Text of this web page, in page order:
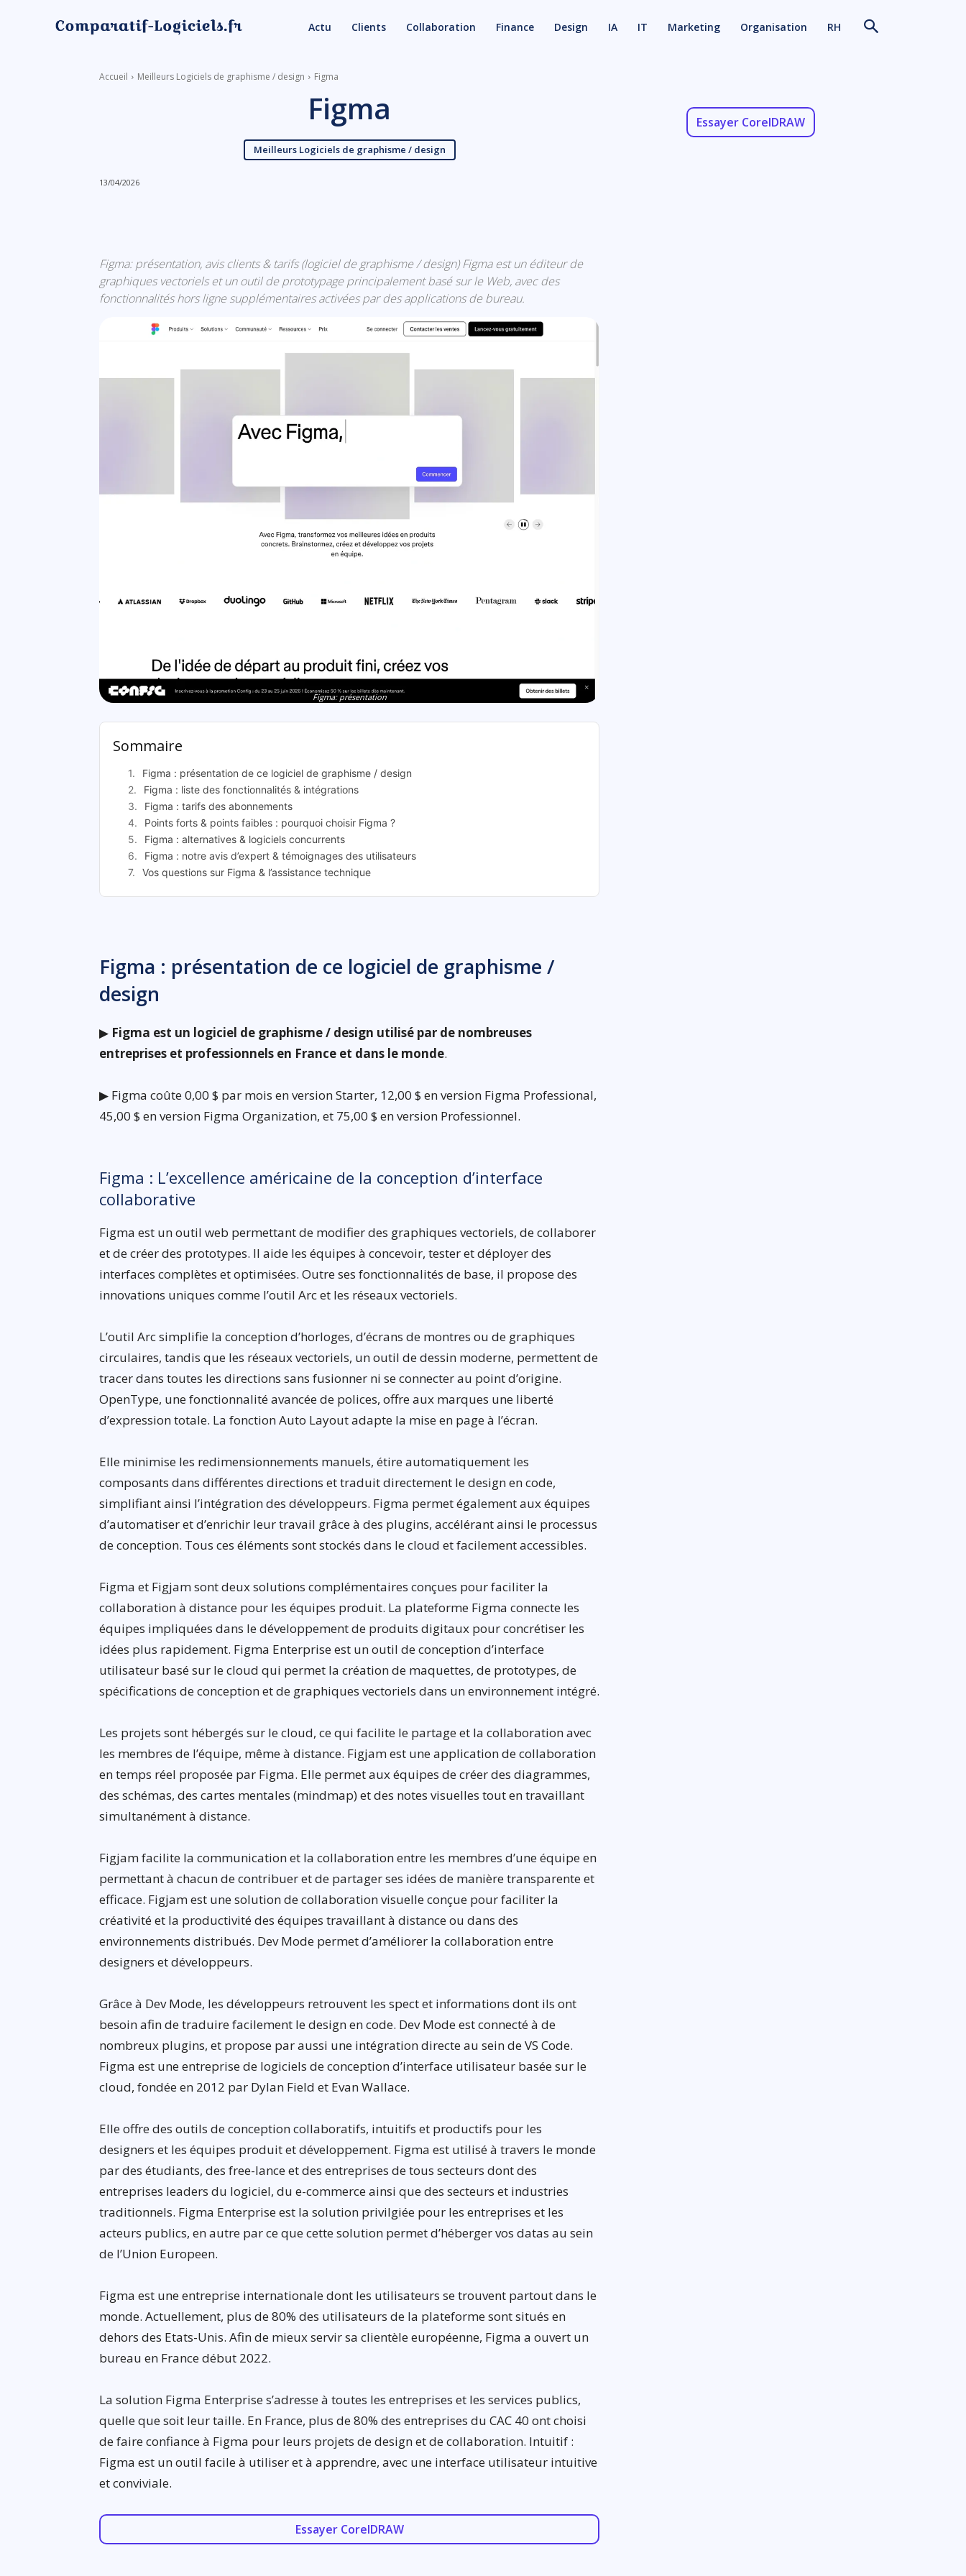
Actu Clients Collaboration Finance Design IA IT Marketing Organisation RH
Accueil Meilleurs Logiciels de graphisme / design Figma
Figma
Meilleurs Logiciels de graphisme / design
13/04/2026
Figma: présentation, avis clients & tarifs (logiciel de graphisme / design) Figma est un éditeur de
graphiques vectoriels et un outil de prototypage principalement basé sur le Web, avec des
fonctionnalités hors ligne supplémentaires activées par des applications de bureau.
Figma: présentation
Sommaire
Figma : présentation de ce logiciel de graphisme / design
Figma : liste des fonctionnalités & intégrations
Figma : tarifs des abonnements
Points forts & points faibles : pourquoi choisir Figma ?
Figma : alternatives & logiciels concurrents
Figma : notre avis d’expert & témoignages des utilisateurs
Vos questions sur Figma & l’assistance technique
Figma : présentation de ce logiciel de graphisme /
design
▶ Figma est un logiciel de graphisme / design utilisé par de nombreuses
entreprises et professionnels en France et dans le monde.
▶ Figma coûte 0,00 $ par mois en version Starter, 12,00 $ en version Figma Professional,
45,00 $ en version Figma Organization, et 75,00 $ en version Professionnel.
Figma : L’excellence américaine de la conception d’interface
collaborative
Figma est un outil web permettant de modifier des graphiques vectoriels, de collaborer
et de créer des prototypes. Il aide les équipes à concevoir, tester et déployer des
interfaces complètes et optimisées. Outre ses fonctionnalités de base, il propose des
innovations uniques comme l’outil Arc et les réseaux vectoriels.
L’outil Arc simplifie la conception d’horloges, d’écrans de montres ou de graphiques
circulaires, tandis que les réseaux vectoriels, un outil de dessin moderne, permettent de
tracer dans toutes les directions sans fusionner ni se connecter au point d’origine.
OpenType, une fonctionnalité avancée de polices, offre aux marques une liberté
d’expression totale. La fonction Auto Layout adapte la mise en page à l’écran.
Elle minimise les redimensionnements manuels, étire automatiquement les
composants dans différentes directions et traduit directement le design en code,
simplifiant ainsi l’intégration des développeurs. Figma permet également aux équipes
d’automatiser et d’enrichir leur travail grâce à des plugins, accélérant ainsi le processus
de conception. Tous ces éléments sont stockés dans le cloud et facilement accessibles.
Figma et Figjam sont deux solutions complémentaires conçues pour faciliter la
collaboration à distance pour les équipes produit. La plateforme Figma connecte les
équipes impliquées dans le développement de produits digitaux pour concrétiser les
idées plus rapidement. Figma Enterprise est un outil de conception d’interface
utilisateur basé sur le cloud qui permet la création de maquettes, de prototypes, de
spécifications de conception et de graphiques vectoriels dans un environnement intégré.
Les projets sont hébergés sur le cloud, ce qui facilite le partage et la collaboration avec
les membres de l’équipe, même à distance. Figjam est une application de collaboration
en temps réel proposée par Figma. Elle permet aux équipes de créer des diagrammes,
des schémas, des cartes mentales (mindmap) et des notes visuelles tout en travaillant
simultanément à distance.
Figjam facilite la communication et la collaboration entre les membres d’une équipe en
permettant à chacun de contribuer et de partager ses idées de manière transparente et
efficace. Figjam est une solution de collaboration visuelle conçue pour faciliter la
créativité et la productivité des équipes travaillant à distance ou dans des
environnements distribués. Dev Mode permet d’améliorer la collaboration entre
designers et développeurs.
Grâce à Dev Mode, les développeurs retrouvent les spect et informations dont ils ont
besoin afin de traduire facilement le design en code. Dev Mode est connecté à de
nombreux plugins, et propose par aussi une intégration directe au sein de VS Code.
Figma est une entreprise de logiciels de conception d’interface utilisateur basée sur le
cloud, fondée en 2012 par Dylan Field et Evan Wallace.
Elle offre des outils de conception collaboratifs, intuitifs et productifs pour les
designers et les équipes produit et développement. Figma est utilisé à travers le monde
par des étudiants, des free-lance et des entreprises de tous secteurs dont des
entreprises leaders du logiciel, du e-commerce ainsi que des secteurs et industries
traditionnels. Figma Enterprise est la solution privilgiée pour les entreprises et les
acteurs publics, en autre par ce que cette solution permet d’héberger vos datas au sein
de l’Union Europeen.
Figma est une entreprise internationale dont les utilisateurs se trouvent partout dans le
monde. Actuellement, plus de 80% des utilisateurs de la plateforme sont situés en
dehors des Etats-Unis. Afin de mieux servir sa clientèle européenne, Figma a ouvert un
bureau en France début 2022.
La solution Figma Enterprise s’adresse à toutes les entreprises et les services publics,
quelle que soit leur taille. En France, plus de 80% des entreprises du CAC 40 ont choisi
de faire confiance à Figma pour leurs projets de design et de collaboration. Intuitif :
Figma est un outil facile à utiliser et à apprendre, avec une interface utilisateur intuitive
et conviviale.
Essayer CorelDRAW
Essayer CorelDRAW